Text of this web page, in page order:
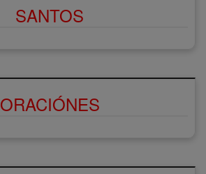
SANTOS
ORACIÓNES